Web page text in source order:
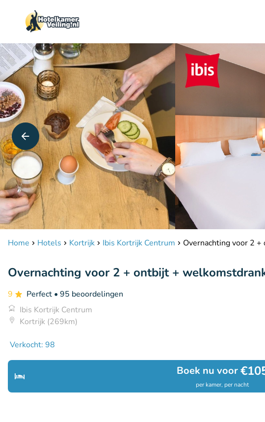
Home Hotels Kortrijk Ibis Kortrijk Centrum Overnachting voor 2
Overnachting voor 2 + ontbijt +
9 Perfect • 95 beoordelingen
Ibis Kortrijk Centrum
Kortrijk (269km)
Verkocht: 98
Boek nu voor
per kamer, per nacht